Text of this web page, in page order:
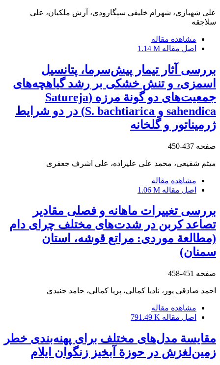
علی شهبازی، شهرام خلیقی سیگارودی، آرش ملکیان، علی
سلاجقه
مشاهده مقاله
اصل مقاله 1.14 M
بررسی آثار تیمار پیش‌سرما، پتانسیل
اسمزی، و تنش خشکی بر رشد گیاهچه‌های
جمعیت‌های دو گونة مرزه (Satureja
sahendica و S. bachtiarica) در دو شرایط
ژرمیناتور و گلخانه
صفحه 437-450
میثم شفیعی، محمد علی علیزاده، علی اشرف جعفری
مشاهده مقاله
اصل مقاله 1.06 M
بررسی تغییرات ماهانه و فصلی مقادیر
تصاعد کربن در شدت‌های مختلف‏ چرای دام
(مطالعة موردی: مراتع قوشه، استان
سمنان)
صفحه 451-458
احمد صادقی پور، نادیا کمالی، پریا کمالی، حامد جنیدی
مشاهده مقاله
اصل مقاله 791.49 K
مقایسة مدل‌های مختلف برای پهنه‌بندی خطر
زمین‌لغزش در حوزة آبخیز زنگوان ایلام